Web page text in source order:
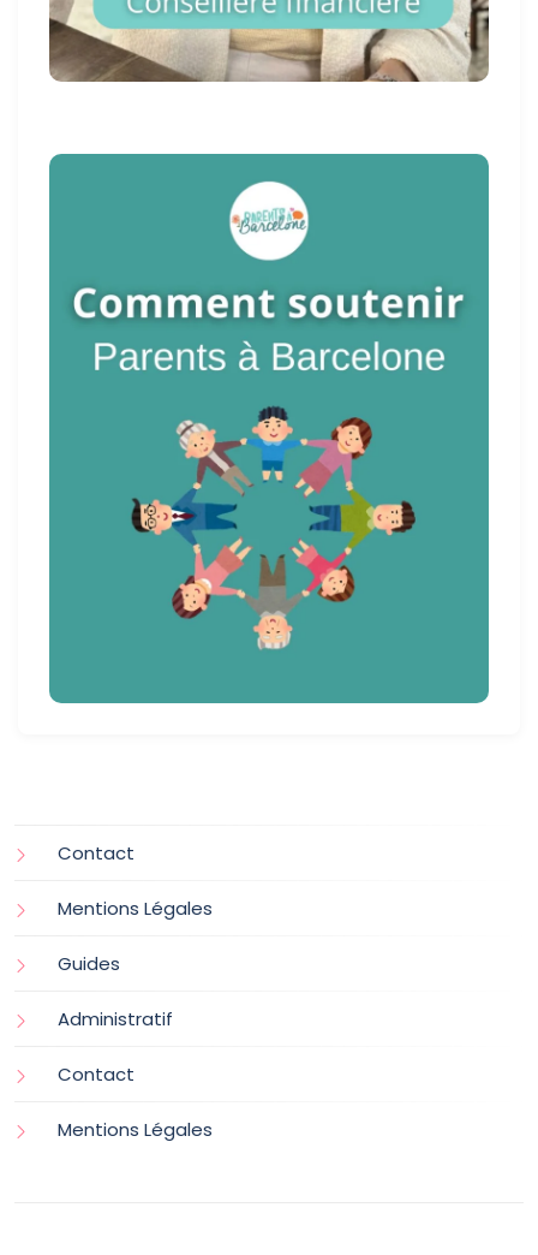
Contact
Mentions Légales
Guides
Administratif
Contact
Mentions Légales